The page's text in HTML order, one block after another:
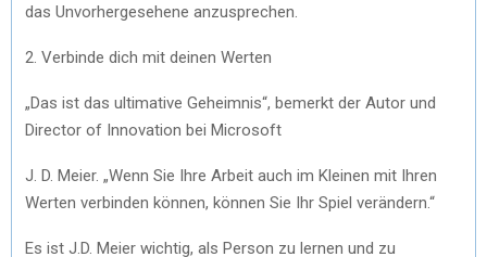
das Unvorhergesehene anzusprechen.
2. Verbinde dich mit deinen Werten
„Das ist das ultimative Geheimnis“, bemerkt der Autor und
Director of Innovation bei Microsoft
J. D. Meier. „Wenn Sie Ihre Arbeit auch im Kleinen mit Ihren
Werten verbinden können, können Sie Ihr Spiel verändern.“
Es ist J.D. Meier wichtig, als Person zu lernen und zu